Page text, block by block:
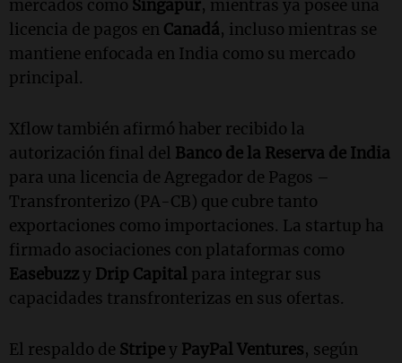
mercados como Singapur, mientras ya posee una
licencia de pagos en Canadá, incluso mientras se
mantiene enfocada en India como su mercado
principal.
Xflow también afirmó haber recibido la
autorización final del Banco de la Reserva de India
para una licencia de Agregador de Pagos –
Transfronterizo (PA-CB) que cubre tanto
exportaciones como importaciones. La startup ha
firmado asociaciones con plataformas como
Easebuzzy Drip Capital para integrar sus
capacidades transfronterizas en sus ofertas.
El respaldo de Stripey PayPal Ventures, según